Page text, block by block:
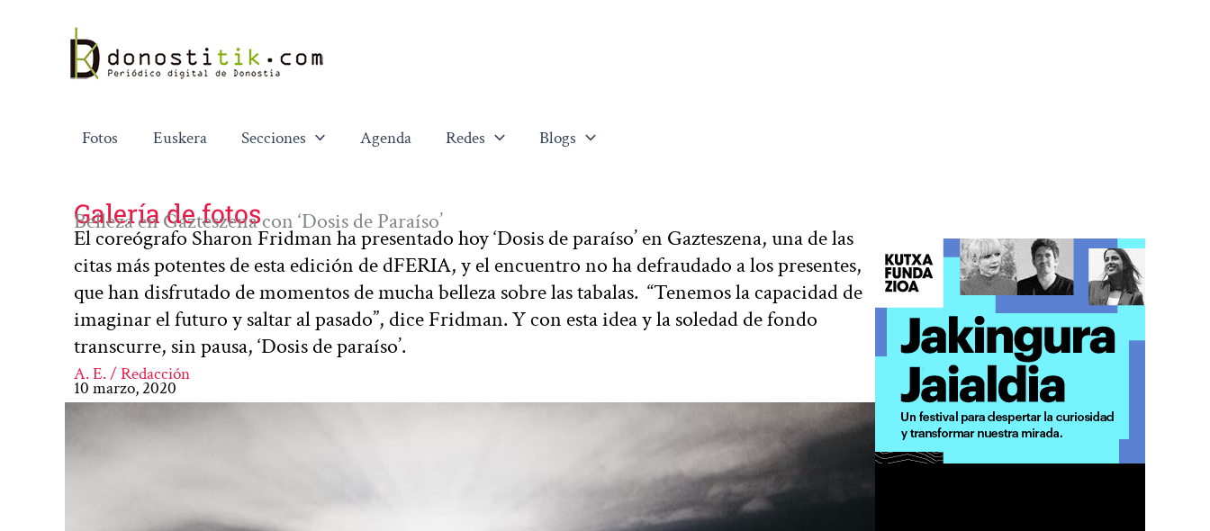
contenido
Fotos Euskera Secciones Agenda Redes Blogs
Galería de fotos
Belleza en Gazteszena con ‘Dosis de Paraíso’
El coreógrafo Sharon Fridman ha presentado hoy ‘Dosis de paraíso’ en Gazteszena, una de las
citas más potentes de esta edición de dFERIA, y el encuentro no ha defraudado a los presentes,
que han disfrutado de momentos de mucha belleza sobre las tabalas. “Tenemos la capacidad de
imaginar el futuro y saltar al pasado”, dice Fridman. Y con esta idea y la soledad de fondo
transcurre, sin pausa, ‘Dosis de paraíso’.
A. E. / Redacción
10 marzo, 2020